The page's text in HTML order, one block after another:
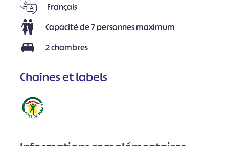
Français
Capacité de 7 personnes maximum
2 chambres
Chaînes et labels